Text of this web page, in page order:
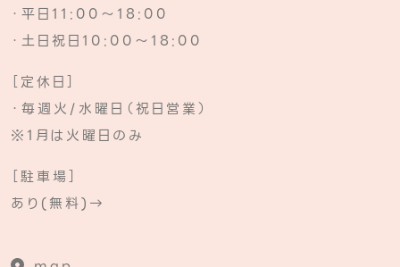
・平日11:00～18:00
・土日祝日10:00～18:00
［定休日］
・毎週火/水曜日（祝日営業）
※1月は火曜日のみ
［駐車場］
あり(無料)→